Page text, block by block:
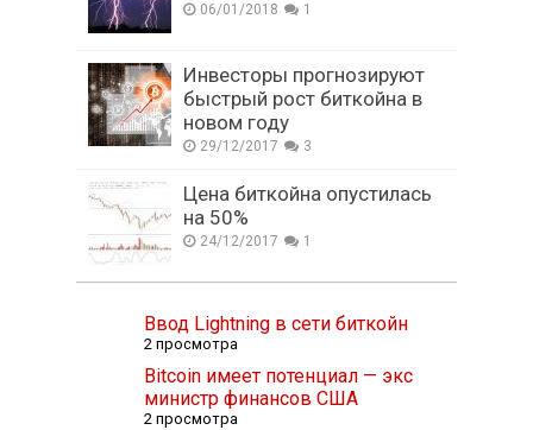
06/01/2018 1
Инвесторы прогнозируют
быстрый рост биткойна в
новом году
29/12/2017 3
Цена биткойна опустилась
на 50%
24/12/2017 1
Ввод Lightning в сети биткойн
2 просмотра
Bitcoin имеет потенциал — экс
министр финансов США
2 просмотра